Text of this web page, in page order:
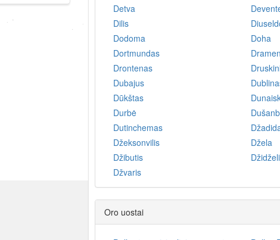
Detva
Dilis
Dodoma
Doha
Dortmundas
Drontenas
Dubajus
Dūkštas
Durbė
Dutinchemas
Džeksonvilis
Džela
Džibutis
Džvaris
Oro uostai